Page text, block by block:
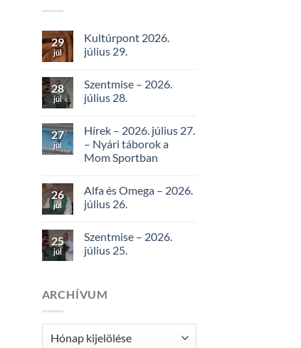
29
júl
Kultúrpont 2026.
július 29.
28
júl
Szentmise – 2026.
július 28.
27
júl
Hírek – 2026. július 27.
– Nyári táborok a
Mom Sportban
26
júl
Alfa és Omega – 2026.
július 26.
25
júl
Szentmise – 2026.
július 25.
ARCHÍVUM
Archívum